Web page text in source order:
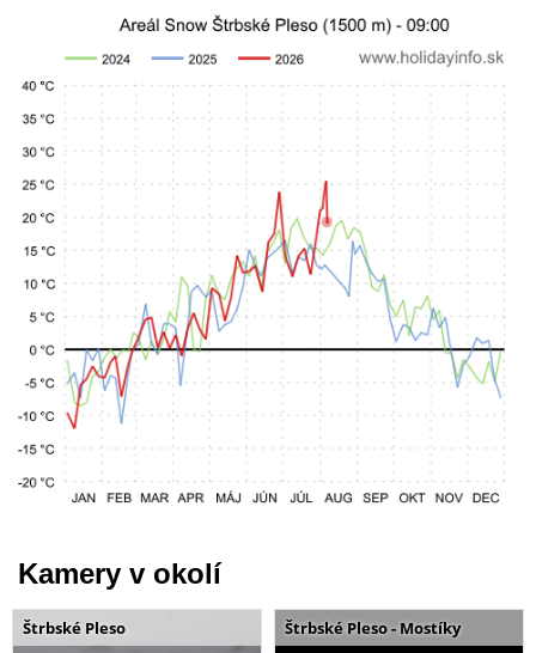
Kamery v okolí
Štrbské Pleso Štrbské Pleso - Mostíky